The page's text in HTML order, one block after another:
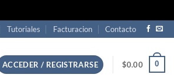
Tutoriales Facturacion Contacto
ACCEDER / REGISTRARSE $0.00 0